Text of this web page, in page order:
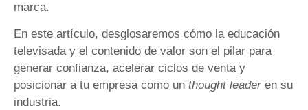
marca.
En este artículo, desglosaremos cómo la educación
televisada y el contenido de valor son el pilar para
generar confianza, acelerar ciclos de venta y
posicionar a tu empresa como un thought leader en su
industria.